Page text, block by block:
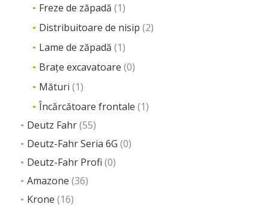
Freze de zăpadă (1)
Distribuitoare de nisip (2)
Lame de zăpadă (1)
Brațe excavatoare (0)
Mături (1)
Încărcătoare frontale (1)
Deutz Fahr(55)
Deutz-Fahr Seria 6G (0)
Deutz-Fahr Profi (0)
Amazone (36)
Krone (16)